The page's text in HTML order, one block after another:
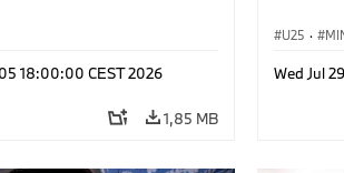
18:00:00 CEST 2026
1,85 MB
U25 ·
Wed Jul